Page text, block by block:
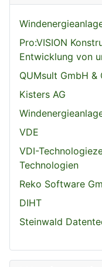
Pro:VISION
Entwicklung von
QUMsult GmbH &
Kisters AG
VDE
VDI-
Technologien
Reko Software
DIHT
Steinwald